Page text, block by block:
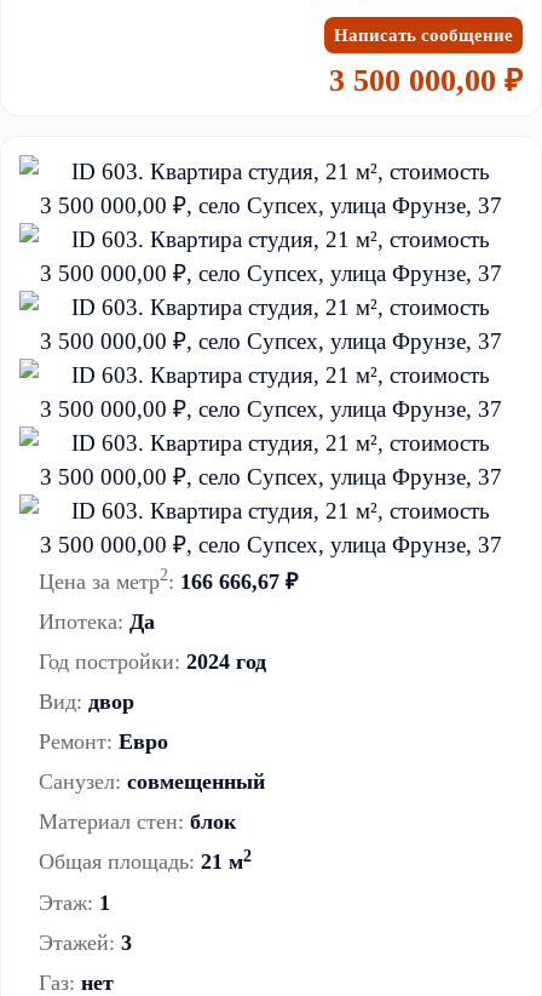
Написать сообщение
3 500 000,00 ₽
Цена за метр2: 166 666,67 ₽
Ипотека: Да
Год постройки: 2024 год
Вид: двор
Ремонт: Евро
Санузел: совмещенный
Материал стен: блок
Общая площадь: 21 м2
Этаж: 1
Этажей: 3
Газ: нет